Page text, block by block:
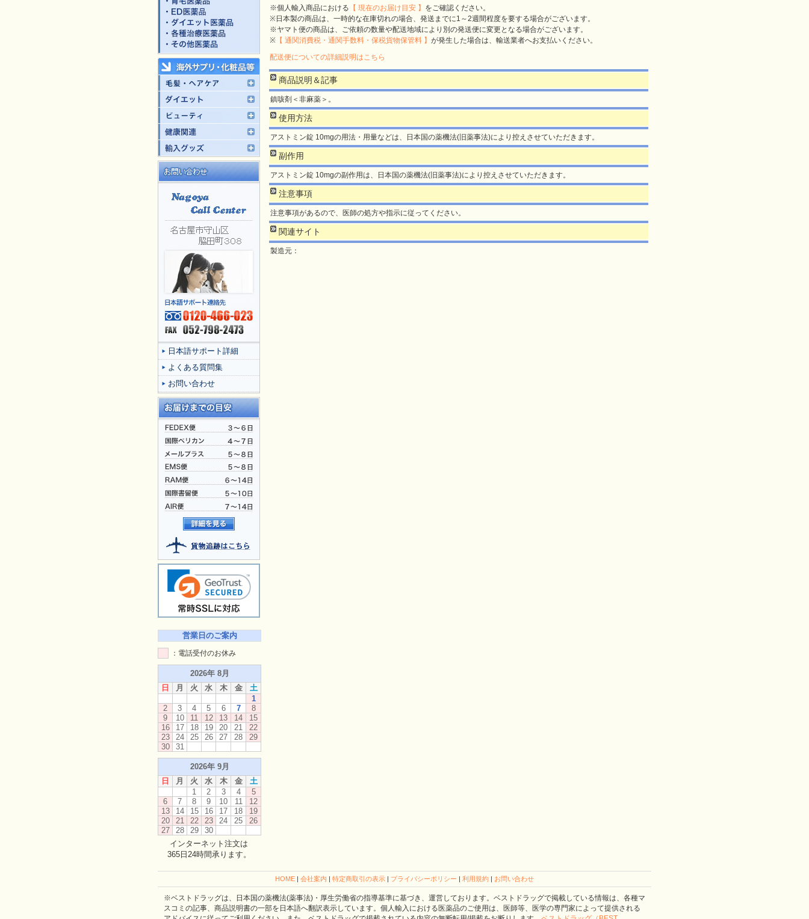
日本語サポート詳細
よくある質問集
お問い合わせ
営業日のご案内
：電話受付のお休み
2026年 8月
日
月 火 水 木 金
土
1
2
3 4 5 6 7
8
9
10 11 12 13 14
15
16
17 18 19 20 21
22
23
24 25 26 27 28
29
30
31
2026年 9月
日
月 火 水 木 金
土
1
2 3 4
5
6
7 8 9 10 11
12
13
14 15 16 17 18
19
20
21 22 23 24 25
26
27
28 29
30
インターネット注文は
365日24時間承ります。
※個人輸入商品における 【 現在のお届け目安 】 をご確認ください。
※日本製の商品は、一時的な在庫切れの場合、発送までに1～2週間程度を要する場合がございます。
※ヤマト便の商品は、ご依頼の数量や配送地域により別の発送便に変更となる場合がございます。
※ 【 通関消費税・通関手数料・保税貨物保管料 】 が発生した場合は、輸送業者へお支払いください。
配送便についての詳細説明はこちら
商品説明＆記事
鎮咳剤＜非麻薬＞。
使用方法
アストミン錠 10mgの用法・用量などは、日本国の薬機法(旧薬事法)により控えさせていただきます。
副作用
アストミン錠 10mgの副作用は、日本国の薬機法(旧薬事法)により控えさせていただきます。
注意事項
注意事項があるので、医師の処方や指示に従ってください。
関連サイト
製造元：
HOME | 会社案内 | 特定商取引の表示 | プライバシーポリシー | 利用規約 | お問い合わせ
※ベストドラッグは、日本国の薬機法(薬事法)・厚生労働省の指導基準に基づき、運営しております。ベストドラッグで掲載している情報は、各種マ
スコミの記事、商品説明書の一部を日本語へ翻訳表示しています。個人輸入における医薬品のご使用は、医師等、医学の専門家によって提供される